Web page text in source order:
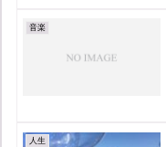
音楽
人生